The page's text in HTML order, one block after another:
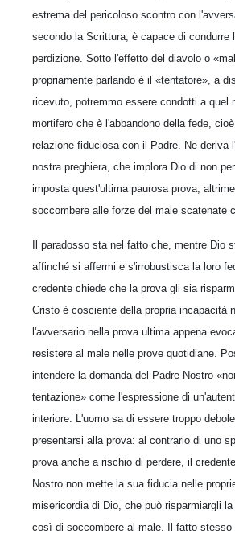
estrema del pericoloso scontro con
secondo la Scrittura, è capace di condurre
perdizione. Sotto l'effetto del diavolo o
propriamente parlando è il «tentatore», a
ricevuto, potremmo essere condotti a quel
mortifero che è l'abbandono della fede,
relazione fiduciosa con il Padre. Ne deriva
nostra preghiera, che implora Dio di non
imposta quest'ultima paurosa prova,
soccombere alle forze del male scatenate
Il paradosso sta nel fatto che, mentre Dio
affinché si affermi e s'irrobustisca la loro
credente chiede che la prova gli sia
Cristo è cosciente della propria incapacità
l'avversario nella prova ultima appena
resistere al male nelle prove quotidiane.
intendere la domanda del Padre Nostro
tentazione» come l'espressione di
interiore. L'uomo sa di essere troppo
presentarsi alla prova: al contrario di uno
prova anche a rischio di perdere, il
Nostro non mette la sua fiducia nelle
misericordia di Dio, che può risparmiargli
così di soccombere al male. Il fatto stesso